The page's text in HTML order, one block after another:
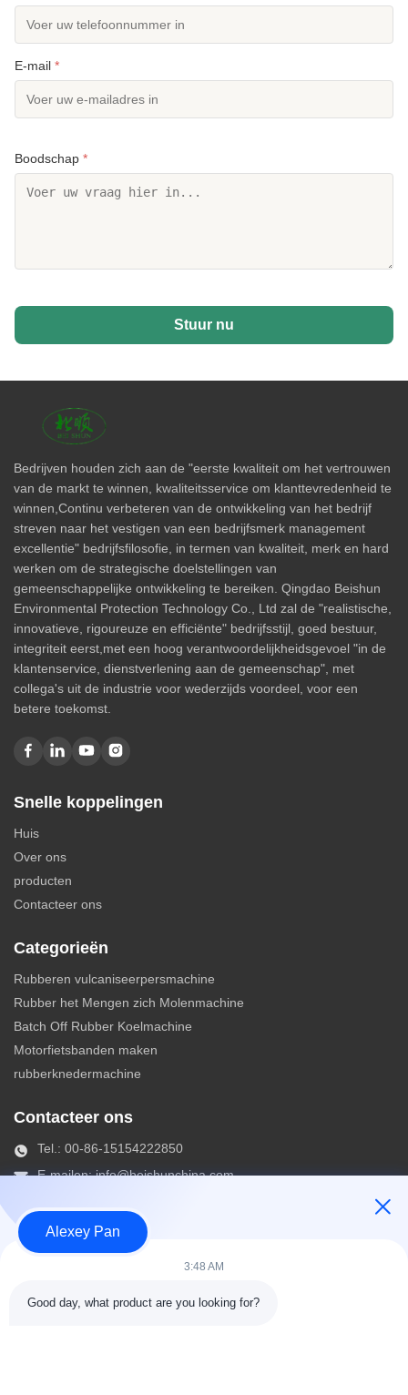
E-mail *
Boodschap *
Stuur nu
Bedrijven houden zich aan de "eerste kwaliteit om het vertrouwen
van de markt te winnen, kwaliteitsservice om klanttevredenheid te
winnen,Continu verbeteren van de ontwikkeling van het bedrijf
streven naar het vestigen van een bedrijfsmerk management
excellentie" bedrijfsfilosofie, in termen van kwaliteit, merk en hard
werken om de strategische doelstellingen van
gemeenschappelijke ontwikkeling te bereiken. Qingdao Beishun
Environmental Protection Technology Co., Ltd zal de "realistische,
innovatieve, rigoureuze en efficiënte" bedrijfsstijl, goed bestuur,
integriteit eerst,met een hoog verantwoordelijkheidsgevoel "in de
klantenservice, dienstverlening aan de gemeenschap", met
collega's uit de industrie voor wederzijds voordeel, voor een
betere toekomst.
Snelle koppelingen
Huis
Over ons
producten
Contacteer ons
Categorieën
Rubberen vulcaniseerpersmachine
Rubber het Mengen zich Molenmachine
Batch Off Rubber Koelmachine
Motorfietsbanden maken
rubberknedermachine
Contacteer ons
Tel.: 00-86-15154222850
E-mailen:info@beishunchina.com
Voeg toe Voeg: 338 Mingxi Road, Huangdao district, Qingdao
China, Postcode: 266400
Alexey Pan
3:48 AM
Good day, what product are you looking for?